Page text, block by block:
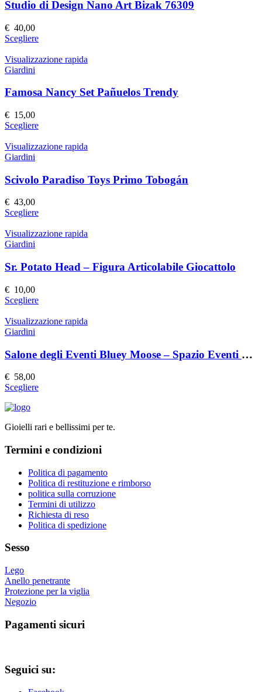
Le
opzioni
scelte
nella
pagina
prodotto
Studio di Design Nano Art Bizak 76309
€ 40,00
ScegliereQuesto
ha
Le
scelte
nella
pagina
prodotto
Visualizzazione rapida
Giardini
Famosa Nancy Set Pañuelos Trendy
€ 15,00
ScegliereQuesto
ha
Le
opzioni
scelte
nella
pagina
prodotto
Visualizzazione rapida
Giardini
Scivolo Paradiso Toys Primo Tobogán
€ 43,00
ScegliereQuesto
ha
Le
opzioni
scelte
nella
pagina
prodotto
Visualizzazione rapida
Giardini
Sr. Potato Head – Figura Articolabile Giocattolo
€ 10,00
ScegliereQuesto
ha
Le
opzioni
scelte
del
Visualizzazione rapida
Giardini
Salone degli Eventi Bluey Moose – Spazio Eventi Elegante e Versatile
€ 58,00
ScegliereQuesto
varianti.
opzioni
essere
scelte
nella
pagina
del
prodotto
Gioielli rari e bellissimi per te.
Termini e condizioni
Politica di pagamento
Politica di restituzione e rimborso
politica sulla corruzione
Termini di utilizzo
Richiesta di reso
Politica di spedizione
Sesso
Lego
Anello penetrante
Protezione per la viglia
Negozio
Pagamenti sicuri
Seguici su: